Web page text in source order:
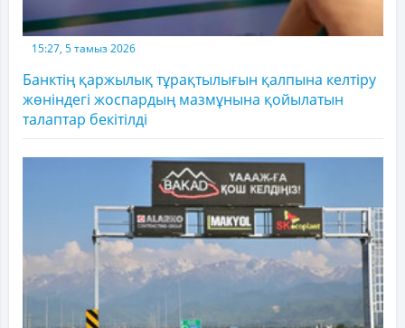
15:27, 5 тамыз 2026
Банктің қаржылық тұрақтылығын қалпына келтіру
жөніндегі жоспардың мазмұнына қойылатын
талаптар бекітілді